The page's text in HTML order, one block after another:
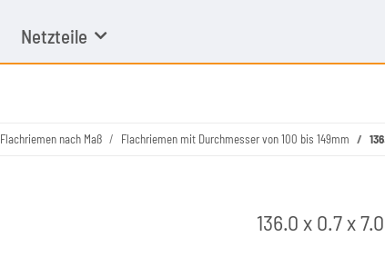
Netzteile
Flachriemen nach Maß Flachriemen mit Durchmesser von 100 bis 149mm
136.0 x 0.7 x